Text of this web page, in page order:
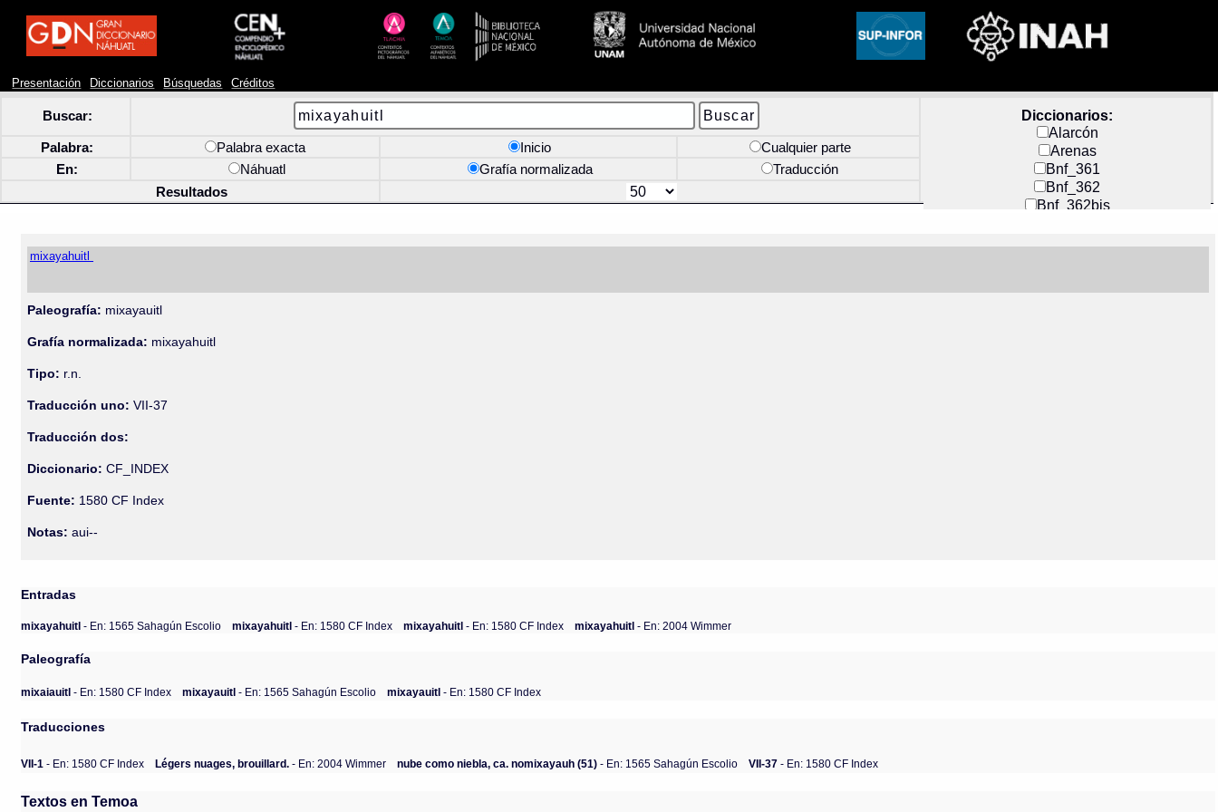
Presentación Diccionarios Búsquedas Créditos
Buscar:
Diccionarios:
Alarcón
Arenas
Bnf_361
Bnf_362
Bnf_362bis
Docs_México
Palabra: Palabra exacta Inicio
Cualquier parte
En:
Náhuatl Grafía normalizada
Traducción
Resultados
mixayahuitl
Paleografía: mixayauitl
Grafía normalizada: mixayahuitl
Tipo: r.n.
Traducción uno: VII-37
Traducción dos:
Diccionario:CF_INDEX
Fuente: 1580 CF Index
Notas: aui--
Entradas
mixayahuitl- En: 1565 Sahagún Escolio mixayahuitl- En: 1580 CF Index mixayahuitl- En: 1580 CF Index mixayahuitl- En: 2004 Wimmer
Paleografía
mixaiauitl - En: 1580 CF Index mixayauitl - En: 1565 Sahagún Escolio mixayauitl - En: 1580 CF Index
Traducciones
VII-1 - En: 1580 CF Index Légers nuages, brouillard. - En: 2004 Wimmer nube como niebla, ca. nomixayauh (51) - En: 1565 Sahagún Escolio VII-37 - En: 1580 CF Index
Textos en Temoa